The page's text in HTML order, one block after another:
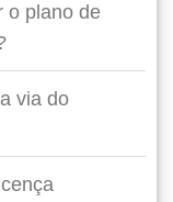
o plano de
via do